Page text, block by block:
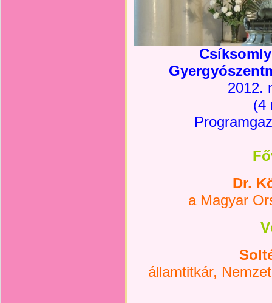
2012.
(4
Dr.
a Magyar
államtitkár,